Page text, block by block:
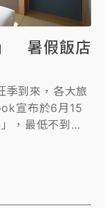
暑假飯店
季到來，各大旅
宣布於6月15
，最低不到
驗商品，還有
樂旅遊也祭出